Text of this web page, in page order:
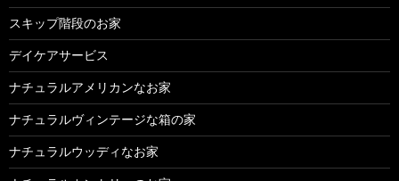
スキップ階段のお家
デイケアサービス
ナチュラルアメリカンなお家
ナチュラルヴィンテージな箱の家
ナチュラルウッディなお家